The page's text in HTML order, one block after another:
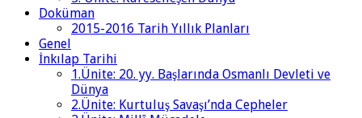
Doküman
2015-2016 Tarih Yıllık Planları
Genel
İnkılap Tarihi
1.Ünite: 20. yy. Başlarında Osmanlı Devleti ve
Dünya
2.Ünite: Kurtuluş Savaşı’nda Cepheler